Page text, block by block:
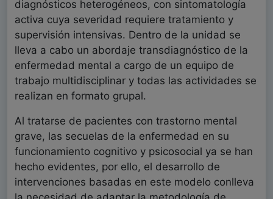
diagnósticos heterogéneos, con sintomatología
activa cuya severidad requiere tratamiento y
supervisión intensivas. Dentro de la unidad se
lleva a cabo un abordaje transdiagnóstico de la
enfermedad mental a cargo de un equipo de
trabajo multidisciplinar y todas las actividades se
realizan en formato grupal.
Al tratarse de pacientes con trastorno mental
grave, las secuelas de la enfermedad en su
funcionamiento cognitivo y psicosocial ya se han
hecho evidentes, por ello, el desarrollo de
intervenciones basadas en este modelo conlleva